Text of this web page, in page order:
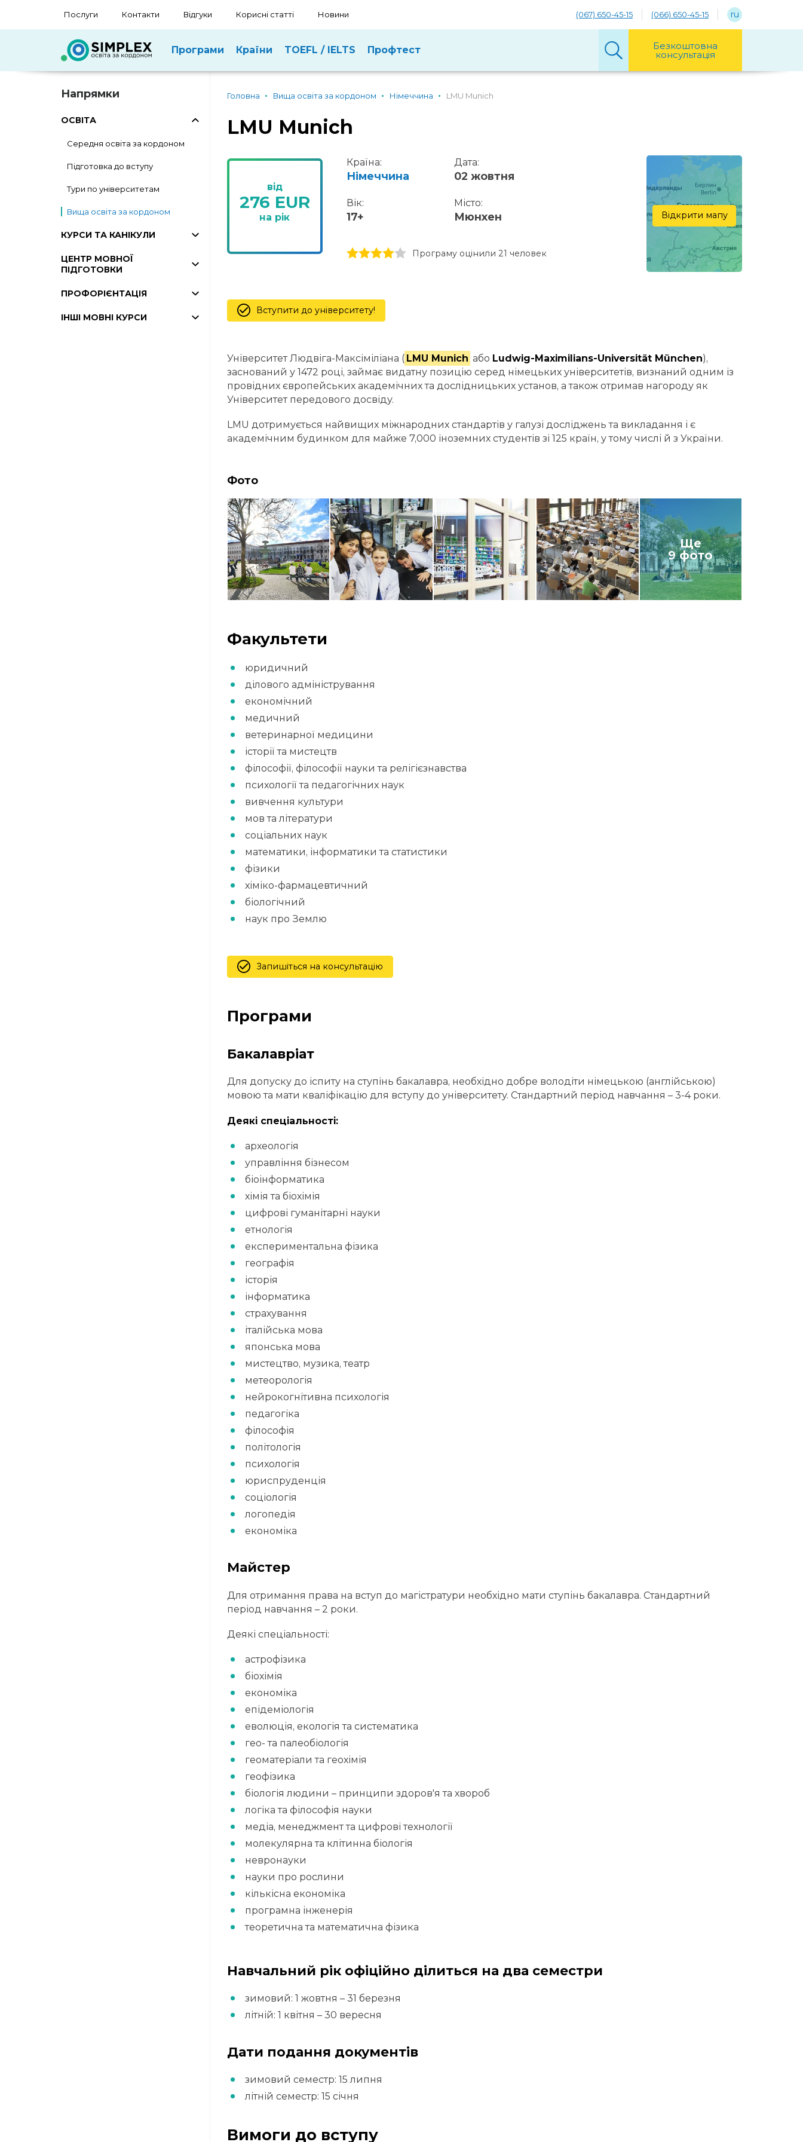
Послуги Контакти Відгуки Корисні статті Новини (067) 650-45-15 (066) 650-45-15 ru
Програми Країни TOEFL / IELTS Профтест Безкоштовна
консультація
Напрямки
ОСВІТА
Середня освіта за кордоном
Підготовка до вступу
Тури по університетам
Вища освіта за кордоном
КУРСИ ТА КАНІКУЛИ
ЦЕНТР МОВНОЇ
ПІДГОТОВКИ
ПРОФОРІЄНТАЦІЯ
ІНШІ МОВНІ КУРСИ
Головна Вища освіта за кордоном Німеччина LMU Munich
LMU Munich
від
276 EUR
на рік
Країна:
Німеччина
Дата:
02 жовтня
Вік:
17+
Місто:
Мюнхен
5 stars
4 stars
3 stars
2 stars
1 stars Програму оцінили 21 человек
Відкрити мапу
Вступити до університету!
Університет Людвіга-Максіміліана ( LMU Munich або Ludwig-Maximilians-Universität München),
заснований у 1472 році, займає видатну позицію серед німецьких університетів, визнаний одним із
провідних європейських академічних та дослідницьких установ, а також отримав нагороду як
Університет передового досвіду.
LMU дотримується найвищих міжнародних стандартів у галузі досліджень та викладання і є
академічним будинком для майже 7,000 іноземних студентів зі 125 країн, у тому числі й з України.
Фото
Ще
9 фото
Факультети
юридичний
ділового адміністрування
економічний
медичний
ветеринарної медицини
історії та мистецтв
філософії, філософії науки та релігієзнавства
психології та педагогічних наук
вивчення культури
мов та літератури
соціальних наук
математики, інформатики та статистики
фізики
хіміко-фармацевтичний
біологічний
наук про Землю
Запишіться на консультацію
Програми
Бакалавріат
Для допуску до іспиту на ступінь бакалавра, необхідно добре володіти німецькою (англійською)
мовою та мати кваліфікацію для вступу до університету. Стандартний період навчання – 3-4 роки.
Деякі спеціальності:
археологія
управління бізнесом
біоінформатика
хімія та біохімія
цифрові гуманітарні науки
етнологія
експериментальна фізика
географія
історія
інформатика
страхування
італійська мова
японська мова
мистецтво, музика, театр
метеорологія
нейрокогнітивна психологія
педагогіка
філософія
політологія
психологія
юриспруденція
соціологія
логопедія
економіка
Майстер
Для отримання права на вступ до магістратури необхідно мати ступінь бакалавра. Стандартний
період навчання – 2 роки.
Деякі спеціальності:
астрофізика
біохімія
економіка
епідеміологія
еволюція, екологія та систематика
гео- та палеобіологія
геоматеріали та геохімія
геофізика
біологія людини – принципи здоров'я та хвороб
логіка та філософія науки
медіа, менеджмент та цифрові технології
молекулярна та клітинна біологія
невронауки
науки про рослини
кількісна економіка
програмна інженерія
теоретична та математична фізика
Навчальний рік офіційно ділиться на два семестри
зимовий: 1 жовтня – 31 березня
літній: 1 квітня – 30 вересня
Дати подання документів
зимовий семестр: 15 липня
літній семестр: 15 січня
Вимоги до вступу